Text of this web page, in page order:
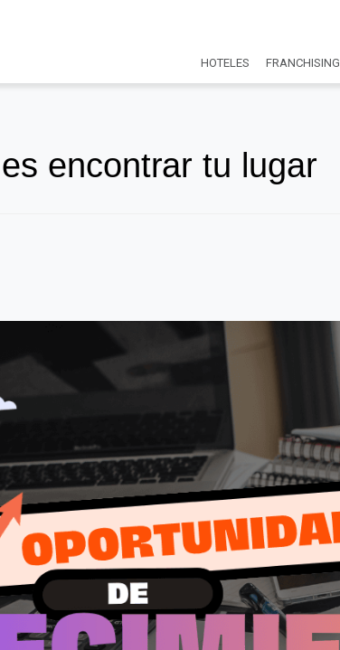
HOTELES FRANCHISING
encontrar tu lugar